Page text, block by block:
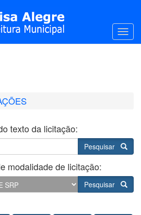
texto da licitação:
Pesquisar
modalidade de licitação:
Pesquisar